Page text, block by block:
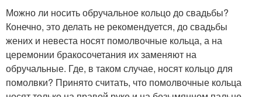
Можно ли носить обручальное кольцо до свадьбы?
Конечно, это делать не рекомендуется, до свадьбы
жених и невеста носят помолвочные кольца, а на
церемонии бракосочетания их заменяют на
обручальные. Где, в таком случае, носят кольцо для
помолвки? Принято считать, что помолвочные кольца